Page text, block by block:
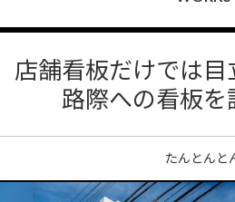
店舗看板だけでは
路際への看板を
たんとんと